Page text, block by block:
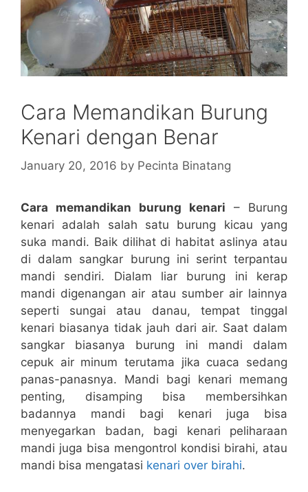
Cara Memandikan Burung
Kenari dengan Benar
January 20, 2016 by Pecinta Binatang
Cara memandikan burung kenari – Burung
kenari adalah salah satu burung kicau yang
suka mandi. Baik dilihat di habitat aslinya atau
di dalam sangkar burung ini serint terpantau
mandi sendiri. Dialam liar burung ini kerap
mandi digenangan air atau sumber air lainnya
seperti sungai atau danau, tempat tinggal
kenari biasanya tidak jauh dari air. Saat dalam
sangkar biasanya burung ini mandi dalam
cepuk air minum terutama jika cuaca sedang
panas-panasnya. Mandi bagi kenari memang
penting, disamping bisa membersihkan
badannya mandi bagi kenari juga bisa
menyegarkan badan, bagi kenari peliharaan
mandi juga bisa mengontrol kondisi birahi, atau
mandi bisa mengatasi kenari over birahi.